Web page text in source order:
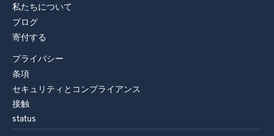
私たちについて
ブログ
寄付する
プライバシー
条項
セキュリティとコンプライアンス
接触
status